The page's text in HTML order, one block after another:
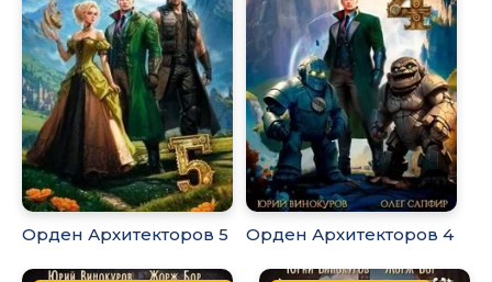
Орден Архитекторов 5 Орден Архитекторов 4